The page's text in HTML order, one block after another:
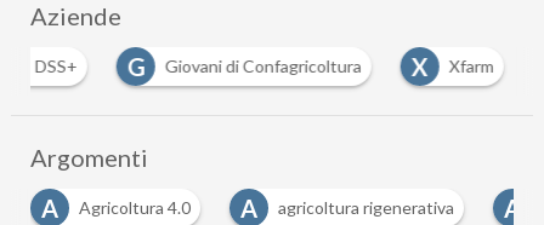
Aziende
DSS+ G Giovani di Confagricoltura X Xfarm
Argomenti
4.0 A agricoltura rigenerativa A Agricoltura